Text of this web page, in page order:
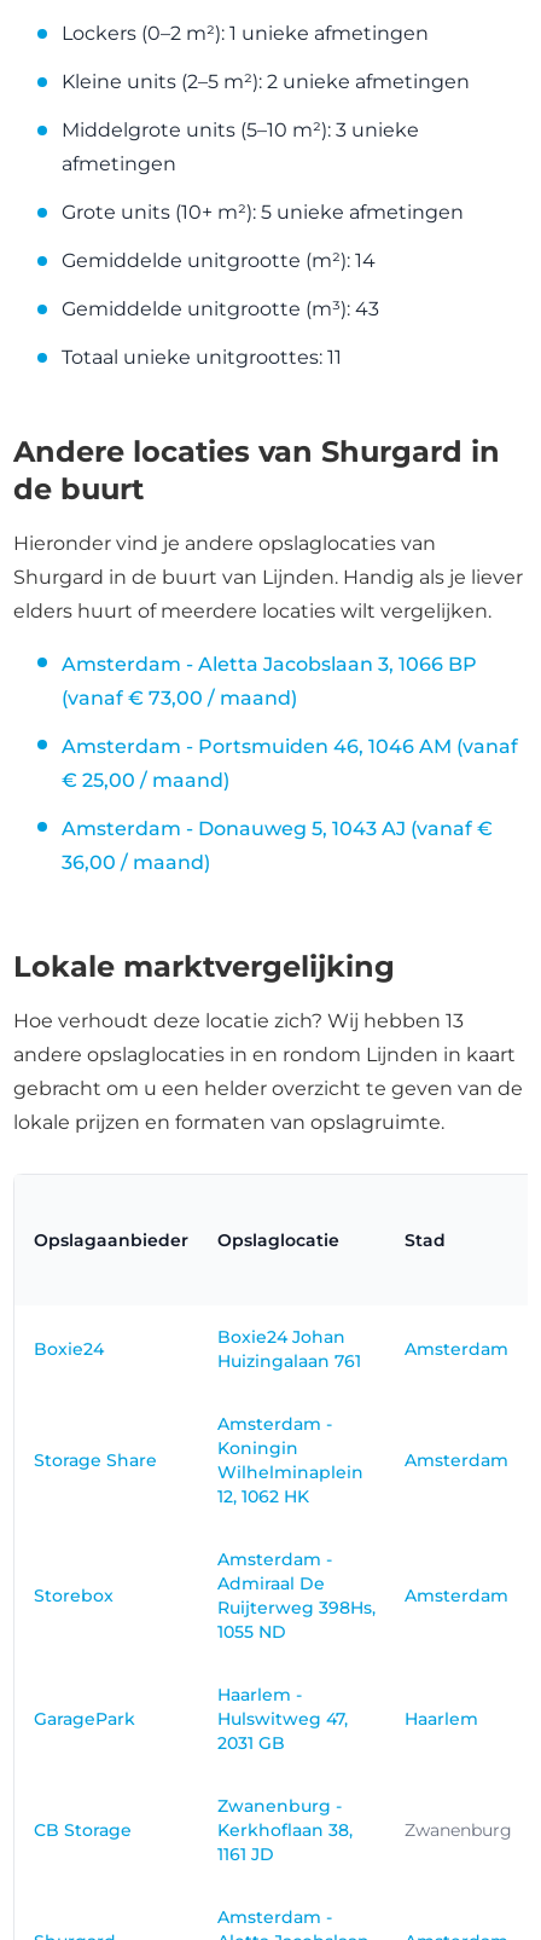
Lockers (0–2 m²): 1 unieke afmetingen
Kleine units (2–5 m²): 2 unieke afmetingen
Middelgrote units (5–10 m²): 3 unieke
afmetingen
Grote units (10+ m²): 5 unieke afmetingen
Gemiddelde unitgrootte (m²): 14
Gemiddelde unitgrootte (m³): 43
Totaal unieke unitgroottes: 11
Andere locaties van Shurgard in
de buurt
Hieronder vind je andere opslaglocaties van
Shurgard in de buurt van Lijnden. Handig als je liever
elders huurt of meerdere locaties wilt vergelijken.
Amsterdam - Aletta Jacobslaan 3, 1066 BP
(vanaf € 73,00 / maand)
Amsterdam - Portsmuiden 46, 1046 AM (vanaf
€ 25,00 / maand)
Amsterdam - Donauweg 5, 1043 AJ (vanaf €
36,00 / maand)
Lokale marktvergelijking
Hoe verhoudt deze locatie zich? Wij hebben 13
andere opslaglocaties in en rondom Lijnden in kaart
gebracht om u een helder overzicht te geven van de
lokale prijzen en formaten van opslagruimte.
Opslagaanbieder Opslaglocatie Stad
Boxie24
Boxie24 Johan
Huizingalaan 761
Amsterdam
Storage Share
Amsterdam -
Koningin
Wilhelminaplein
12, 1062 HK
Amsterdam
Storebox
Amsterdam -
Admiraal De
Ruijterweg 398Hs,
1055 ND
Amsterdam
GaragePark
Haarlem -
Hulswitweg 47,
2031 GB
Haarlem
CB Storage
Zwanenburg -
Kerkhoflaan 38,
1161 JD
Zwanenburg
Amsterdam -